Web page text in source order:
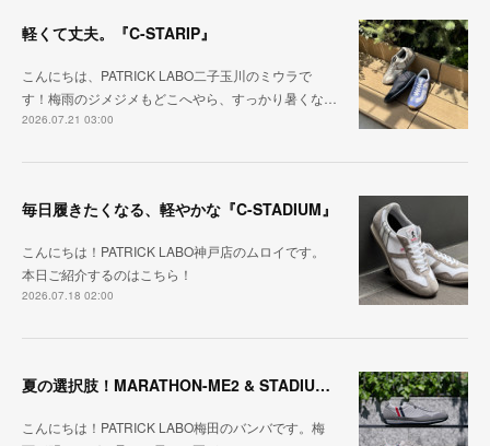
軽くて丈夫。『C-STARIP』
こんにちは、PATRICK LABO二子玉川のミウラで
す！梅雨のジメジメもどこへやら、すっかり暑くな…
2026.07.21 03:00
毎日履きたくなる、軽やかな『C-STADIUM』
こんにちは！PATRICK LABO神戸店のムロイです。
本日ご紹介するのはこちら！
2026.07.18 02:00
夏の選択肢！MARATHON-ME2 & STADIUM-ME2
こんにちは！PATRICK LABO梅田のバンバです。梅